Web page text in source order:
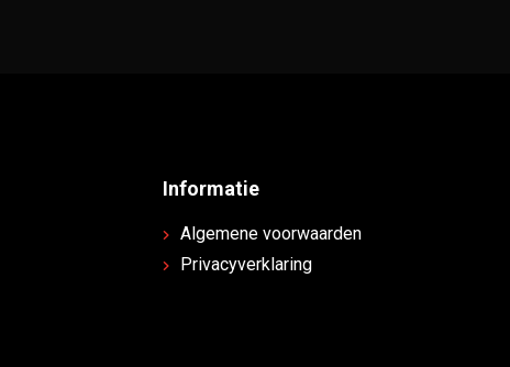
Informatie
Algemene voorwaarden
Privacyverklaring